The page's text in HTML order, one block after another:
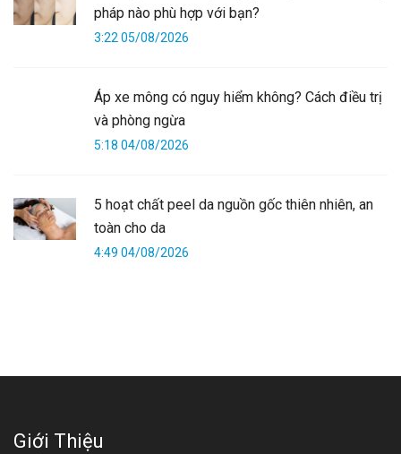
pháp nào phù hợp với bạn?
3:22 05/08/2026
Áp xe mông có nguy hiểm không? Cách điều trị
và phòng ngừa
5:18 04/08/2026
5 hoạt chất peel da nguồn gốc thiên nhiên, an
toàn cho da
4:49 04/08/2026
Giới Thiệu